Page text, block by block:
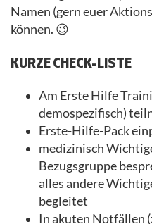
Namen (gern euer
können. 😉
KURZE CHECK-LISTE
Am Erste Hilfe
demospezifisch)
Erste-Hilfe-Pack
medizinisch
Bezugsgruppe
alles andere
begleitet
In akuten Notfällen